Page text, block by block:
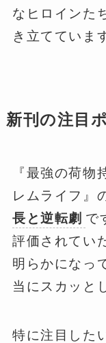
なヒロインた
き立てていま
新刊の注目
『最強の荷物
レムライフ』
長と逆転劇 で
評価されてい
明らかになっ
当にスカッと
特に注目した